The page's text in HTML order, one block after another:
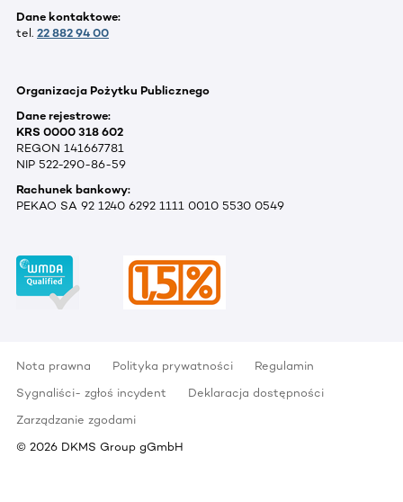
Dane kontaktowe:
tel. 22 882 94 00
Organizacja Pożytku Publicznego
Dane rejestrowe:
KRS 0000 318 602
REGON 141667781
NIP 522-290-86-59
Rachunek bankowy:
PEKAO SA 92 1240 6292 1111 0010 5530 0549
Nota prawna Polityka prywatności
Regulamin
Sygnaliści- zgłoś incydent
Deklaracja dostępności
Zarządzanie zgodami
© 2026 DKMS Group gGmbH